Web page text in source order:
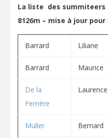
La liste des summiteers
8126m – mise à jour
Barrard Liliane
Barrard Maurice
De la
Ferrière
Laurence
Muller Bernard